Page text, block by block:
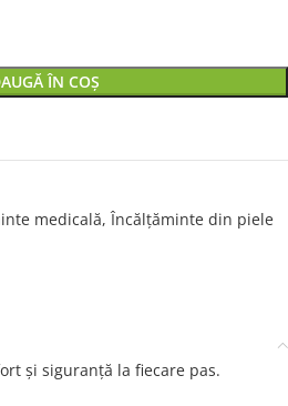
ÎN COȘ
medicală, Încălțăminte din piele
și siguranță la fiecare pas.